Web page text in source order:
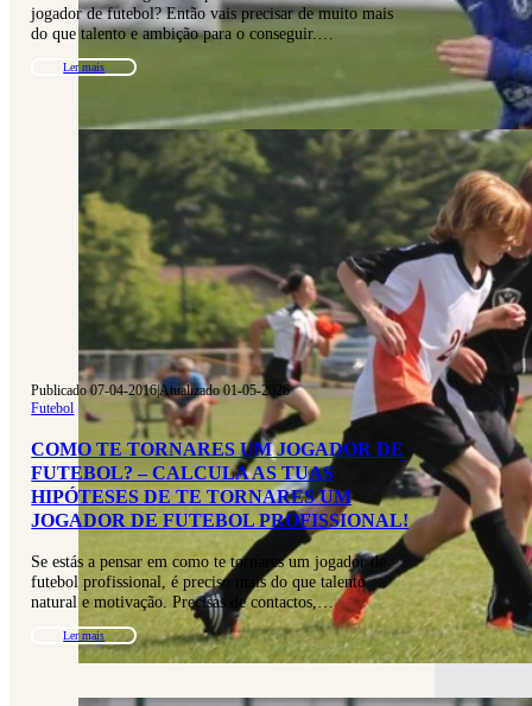
jogador de futebol? Então vais precisar de muito mais
do que talento e ambição para o conseguir.…
Ler mais
Publicado 07-04-2016|Atualizado 01-05-2026
Futebol
COMO TE TORNARES UM JOGADOR DE
FUTEBOL? – CALCULA AS TUAS
HIPÓTESES DE TE TORNARES UM
JOGADOR DE FUTEBOL PROFISSIONAL!
Se estás a pensar em como te tornares um jogador de
futebol profissional, é preciso mais do que talento
natural e motivação. Precisas de contactos,…
Ler mais